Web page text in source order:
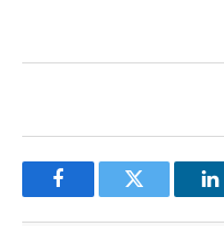
FacebookTwitter